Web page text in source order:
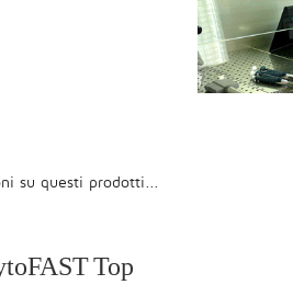
su questi prodotti...
Top